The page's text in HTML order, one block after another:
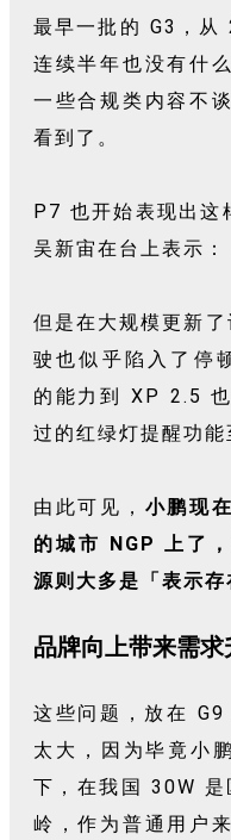
最早一批的 G3，
连续半年也没有什
一些合规类内容不
看到了。
P7 也开始表现出这
吴新宙在台上表示：
但是在大规模更新
驶也似乎陷入了停
的能力到 XP 2.5
过的红绿灯提醒功能
由此可见， 小鹏现
的城市 NGP 上了
源则大多是「表示存
品牌向上带来需求
这些问题，放在
太大，因为毕竟小
下，在我国 30W
岭，作为普通用户